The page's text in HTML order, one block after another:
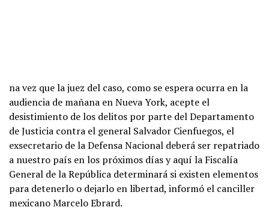
na vez que la juez del caso, como se espera ocurra en la
audiencia de mañana en Nueva York, acepte el
desistimiento de los delitos por parte del Departamento
de Justicia contra el general Salvador Cienfuegos, el
exsecretario de la Defensa Nacional deberá ser repatriado
a nuestro país en los próximos días y aquí la Fiscalía
General de la República determinará si existen elementos
para detenerlo o dejarlo en libertad, informó el canciller
mexicano Marcelo Ebrard.